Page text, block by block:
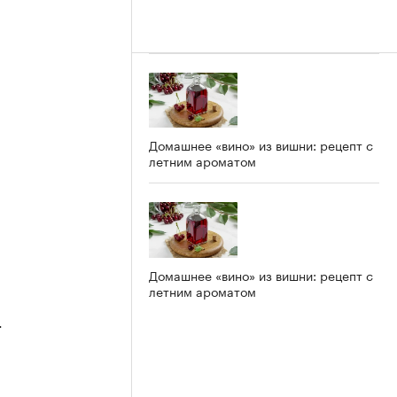
Домашнее «вино» из вишни: рецепт с
летним ароматом
Домашнее «вино» из вишни: рецепт с
летним ароматом